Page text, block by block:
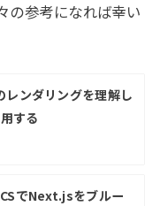
の参考になれば幸い
ンダリングを理解し
する
でNext.jsをブルー